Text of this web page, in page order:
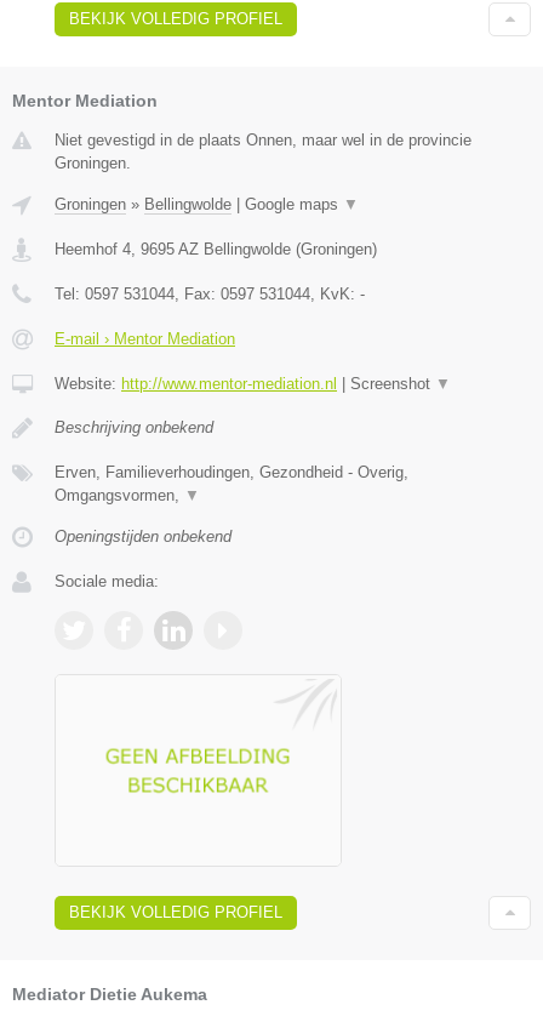
BEKIJK VOLLEDIG PROFIEL
Mentor Mediation
Niet gevestigd in de plaats Onnen, maar wel in de provincie
Groningen.
Groningen » Bellingwolde Google maps ▼
Heemhof 4 9695 AZ Bellingwolde (Groningen)
Tel: 0597 531044 , Fax: 0597 531044 , KvK: -
E-mail › Mentor Mediation
Website: http://www.mentor-mediation.nl Screenshot ▼
Beschrijving onbekend
Erven, Familieverhoudingen, Gezondheid - Overig,
Omgangsvormen,
▼
Openingstijden onbekend
Sociale media:
BEKIJK VOLLEDIG PROFIEL
Mediator Dietie Aukema